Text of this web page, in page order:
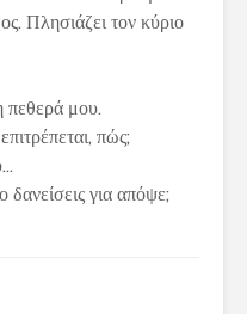
Πλησιάζει τον κύριο
πεθερά μου.
πώς;
για απόψε;